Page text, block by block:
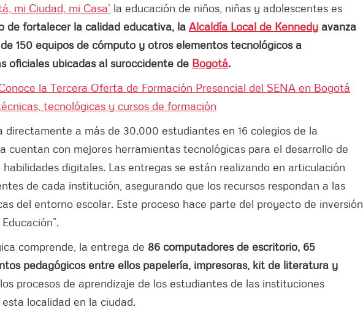
mi Ciudad, mi Casa’ la educación de niños, niñas y adolescentes es
de fortalecer la calidad educativa, la Alcaldía Local de Kennedy avanza
150 equipos de cómputo y otros elementos tecnológicos a
oficiales ubicadas al suroccidente de Bogotá.
la Tercera Oferta de Formación Presencial del SENA en Bogotá
tecnológicas y cursos de formación
directamente a más de 30.000 estudiantes en 16 colegios de la
cuentan con mejores herramientas tecnológicas para el desarrollo de
digitales. Las entregas se están realizando en articulación
de cada institución, asegurando que los recursos respondan a las
del entorno escolar. Este proceso hace parte del proyecto de inversión
comprende, la entrega de 86 computadores de escritorio, 65
pedagógicos entre ellos papelería, impresoras, kit de literatura y
procesos de aprendizaje de los estudiantes de las instituciones
localidad en la ciudad.